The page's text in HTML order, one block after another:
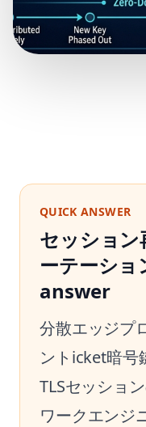
QUICK ANSWER
セッション
ーテーシ
answer
分散エッジプ
ントicket暗号
TLSセッショ
ワークエンジ